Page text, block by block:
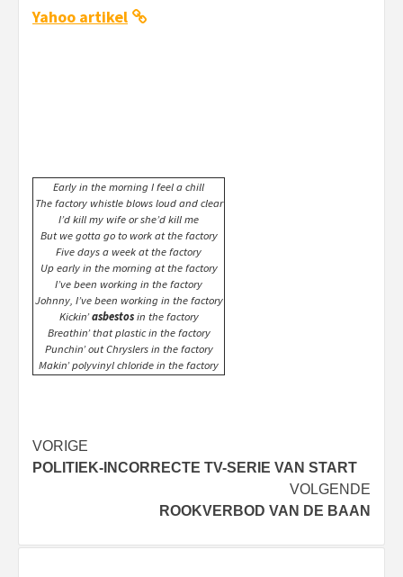
Yahoo artikel
Early in the morning I feel a chill
The factory whistle blows loud and clear
I’d kill my wife or she’d kill me
But we gotta go to work at the factory
Five days a week at the factory
Up early in the morning at the factory
I’ve been working in the factory
Johnny, I’ve been working in the factory
Kickin’asbestosin the factory
Breathin’ that plastic in the factory
Punchin’ out Chryslers in the factory
Makin’ polyvinyl chloride in the factory
Bericht
navigatie
VORIGE
POLITIEK-INCORRECTE TV-SERIE VAN START
VOLGENDE
ROOKVERBOD VAN DE BAAN